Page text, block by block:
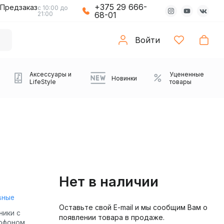
Предзаказс 10:00 до
21:00
+375 29 666-
68-01
Войти
Плееры Аудиоинтерфейсы
Виниловые
проигрыватели
Звуковые карты
Partybox
Саундбары
Компьютерные колонки Веб-камеры
Коврики с подсветкой Проекторы
Аксессуары и
LifeStyle
Зарядные устройства Транспорт
Новинки
Уцененные
товары
с
Нет в наличии
Оставьте свой E-mail и мы сообщим Вам о
появлении товара в продаже.